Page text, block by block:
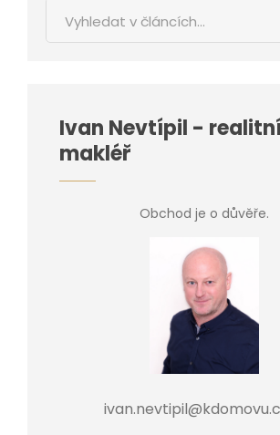
Ivan Nevtípil - realitní
makléř
Obchod je o důvěře.